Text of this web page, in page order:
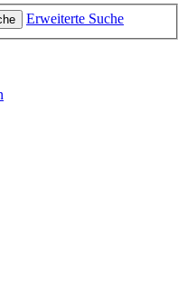
Erweiterte Suche